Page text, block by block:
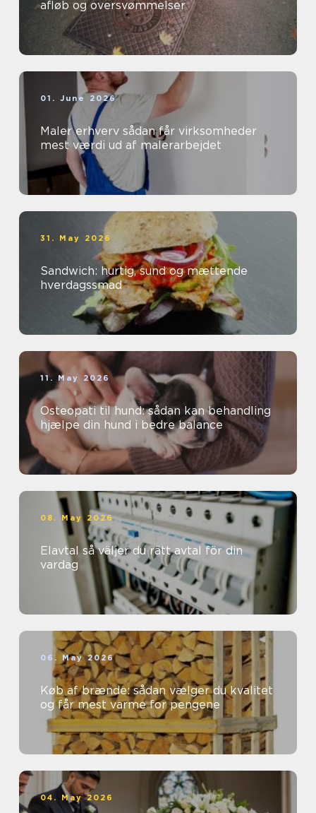
afløb og oversvømmelser
01. June 2026
Maler erhverv sådan får virksomheder
mest værdi ud af malerarbejdet
31. May 2026
Sandwich: hurtig, sund og mættende
hverdagssmad
11. May 2026
Osteopati til hund: sådan kan behandling
hjælpe din hund i bedre balance
08. May 2026
Elavtal så väljer du rätt avtal för din
vardag
06. May 2026
Køb af brænde: sådan vælger du kvalitet
og får mest varme for pengene
04. May 2026